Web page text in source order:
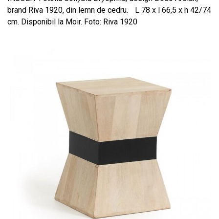
brand Riva 1920, din lemn de cedru. L 78 x l 66,5 x h 42/74
cm. Disponibil la Moir. Foto: Riva 1920